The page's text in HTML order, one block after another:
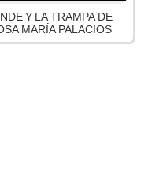
Y LA TRAMPA DE
MARÍA PALACIOS